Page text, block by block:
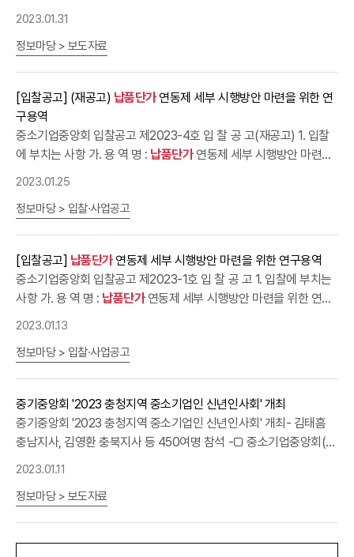
화]에는 △공정거래법상 협동조합 공동행위 허용기준 명확화 등의
내용이 담겼다. □ 김기문 중기중앙회장은 “중소기업들은 코로나 이
후 원자재가격 폭등과 인력난, 최근의 고금리까지 힘든 시간을 보내
해 △확실한 노동‧규제개혁 추진 △납품단가연동제 및 기업승계 지
원제도 완성도 제고 △중소기업 성장플랫폼으로서 협동조합 활성화
가 필요하다”고 말했다. 붙 임 : 1. 기자간담회 자료(중소기업 정책과
제 조사결과 등) 1부.2. 김기문 중기중앙회장 인사말 1부.3. 행사사진
1부. 끝.
□ 가장 도움이 될 것 같은 지원 정책은 △'중소기업 전용요금제 등 요
금개선'이 82.5%로 가장 높게 나타났고, 다음으로 △'노후기기 → 고
가장 시급한 부분으로 △'전력산업기반기금 부담금 인하(전기요금의
3.7%)'가 55.7%로 가장 높게 나타났고, 다음으로 △'계절별 요금 조
정'(21.6%), △'시간대별 요금 조정'(16.1%) 등 순이었다. □ 양찬회
중기중앙회 혁신성장본부장은 “빠르면 다음 주 부터 산업현장에서는
1분기 전기요금 인상분이 반영된 요금고지서를 받아보게 되는데, 본
부담완화를 위해 △중소기업 전용전기요금제 신설 및 전력기반기금
부담금 완화, △고효율기기 교체지원 등 중장기 체질개선 대책과 △
분할납부 도입 등 단기 납입부담 완화대책이 병행돼야 한다”고 밝혔
다. 붙 임 : 조사결과 보고서 1부. 끝.
개혁을 통한 지역 중소기업 활력회복" 당부 - □ 중소기업중앙회(회
업계 등 경기지역 각계 주요인사 500여 명이 참석한 가운데 「2023
결의를 다지고 중소기업인들의 사기를 진작하는 신년하례의 장으로
호남권, 영남권, 충청권 등 권역별로 개최하고 있다. ㅇ 경기도는 전국
에서 가장 많은 184만 개의 중소기업이 소재하고 있음에도 그동안
수도권에 포함해서 개최했으나, 금년에는 경기지역 7개 중소기업단
체*와 뜻을 모아 최초로 경기지역 신년인사회를 개최하게 됐다. *(7
개 단체) 경기중소벤처기업연합회, 중소기업융합경기연합회, 경기벤
처기업협회, 경기도중소기업CEO연합회, 경기도수출기업협회, 경기
청년기업협회, 한국여성경제인협회 경기북부지회 □ 이날 행사에는
김동연 경기도지사가 참석했으며, 국민의힘 김학용 의원(경기 안성
시), 더불어민주당 김영진 의원(경기 수원시병) 등 지역 국회의원과
김진현 중부지방국세청장, 김선병 인천지방조달청장 등 유관기관장
장은 신년사를 통해 “올해는 '대기업과 중소기업, 근로자 모두가 함께
잘 사는 나라'를 만드는 출발점이 되기를 기대한다”면서, ㅇ “지난 연
다 더 빠르고 과감한 규제개혁을 해달라”고 당부했다. ㅇ 또한, “우리
경제는 위기 때마다 수출로 활로를 찾았고, 수출강국으로 성장한 것
은 '혁신을 향한 도전'이었던 만큼 지금의 위기극복을 위해 경기지역
중소기업인들이 함께해 주기를” 요청했다. □ 한편, 이날 참석한 김동
과 지역경제 활력회복을 위한 다각적인 지원노력을 약속했다. 붙임 :
1. 행사 개요 1부. 2. 행사사진 1부. 끝.
2023.01.31
정보마당 > 보도자료
[입찰공고] (재공고) 납품단가연동제 세부 시행방안 마련을 위한 연
구용역
중소기업중앙회 입찰공고 제2023-4호 입 찰 공 고(재공고) 1. 입찰
에 부치는 사항 가. 용 역 명 : 납품단가연동제 세부 시행방안 마련을
위한 연구용역 나. 용역기간 : 계약체결일로부터 3개월 다. 용역내용 :
약방법 : 제한경쟁(총액)계약, 협상에 의한 계약 바. 공고기간 및 제안
평일 09:00~18:00 (※토요일  일요일  휴일은 제외, 우편접수는
불가) 2. 입찰참가자격 가.「국가를 당사자로 하는 계약에 관한 법률」
제27조 및 같은 법 시행령 제76조의 규정에 의한 부정당업자에 해당
하지 않는 자 나.「중소기업기본법」 제2조에 따른 소기업자(「소상공인
보호 및 지원에 관한 법률」 제2조에 따른 소상공인 포함)로서 「중소기
업범위 및 확인에 관한 규정」에 따라 발급된 소기업확인서, 소상공인
확인서 중 하나를 소지한 자 * 소기업․소상공인확인서는 입찰마감일
전일까지 신청하여 발급된 것으로 유효기간 내에 있어야 하며, 입찰
마감일 전일까지 중소기업확인서를 신청한 업체는 입찰참가가 가능
하나, 입찰마감일로부터 5일 이내에 중소기업 공공구매 종합정보망
상 기업구분이 다른 경우에는 입찰참가 자격이 없음 * 연구용역으로
「중소기업제품구매촉진 및 판로지원에 관한 법률 시행령」 제2조의3
2023.01.25
정보마당 > 입찰·사업공고
[입찰공고] 납품단가연동제 세부 시행방안 마련을 위한 연구용역
중소기업중앙회 입찰공고 제2023-1호 입 찰 공 고 1. 입찰에 부치는
사항 가. 용 역 명 : 납품단가연동제 세부 시행방안 마련을 위한 연구
용역 나. 용역기간 : 계약체결일로부터 3개월 다. 용역내용 : 제안요청
제한경쟁(총액)계약, 협상에 의한 계약 바. 공고기간 및 제안서 제출
09:00~18:00 (※토요일  일요일  휴일은 제외, 우편접수는 불가)
2. 입찰참가자격 가.「국가를 당사자로 하는 계약에 관한 법률」 제27조
및 같은 법 시행령 제76조의 규정에 의한 부정당업자에 해당하지 않
는 자 나. 「중소기업기본법」 제2조에 따른 소기업자(「소상공인 보호
및 지원에 관한 법률」 제2조에 따른 소상공인 포함)로서 「중소기업범
위 및 확인에 관한 규정」에 따라 발급된 소기업확인서, 소상공인확인
서 중 하나를 소지한 자 * 소기업․소상공인확인서는 입찰마감일 전일
까지 신청하여 발급된 것으로 유효기간 내에 있어야 하며, 입찰마감
2023.01.13
정보마당 > 입찰·사업공고
중기중앙회 '2023 충청지역 중소기업인 신년인사회' 개최
중기중앙회 '2023 충청지역 중소기업인 신년인사회' 개최- 김태흠
충남지사, 김영환 충북지사 등 450여명 참석 -□ 중소기업중앙회(회
장 김기문)는 1.11(수) 대전 호텔ICC에서 지자체, 국회, 중소기업계
역 중소기업인 신년인사회」를 개최했다고 밝혔다. ㅇ 중소기업인 신
2023.01.11
정보마당 > 보도자료